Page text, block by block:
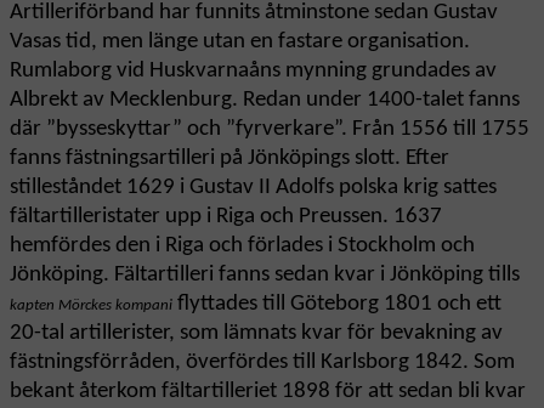
Artilleriförband har funnits åtminstone sedan Gustav
Vasas tid, men länge utan en fastare organisation.
Rumlaborg vid Huskvarnaåns mynning grundades av
Albrekt av Mecklenburg. Redan under 1400-talet fanns
där ”bysseskyttar” och ”fyrverkare”. Från 1556 till 1755
fanns fästningsartilleri på Jönköpings slott. Efter
stilleståndet 1629 i Gustav II Adolfs polska krig sattes
fältartilleristater upp i Riga och Preussen. 1637
hemfördes den i Riga och förlades i Stockholm och
Jönköping. Fältartilleri fanns sedan kvar i Jönköping tills
kapten Mörckes kompani flyttades till Göteborg 1801 och ett
20-tal artillerister, som lämnats kvar för bevakning av
fästningsförråden, överfördes till Karlsborg 1842. Som
bekant återkom fältartilleriet 1898 för att sedan bli kvar